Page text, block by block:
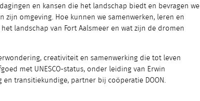
en kansen die het landschap biedt en bevragen we
zijn omgeving. Hoe kunnen we samenwerken, leren en
landschap van Fort Aalsmeer en wat zijn de dromen
creativiteit en samenwerking die tot leven
met UNESCO-status, onder leiding van Erwin
en transitiekundige, partner bij coöperatie DOON.